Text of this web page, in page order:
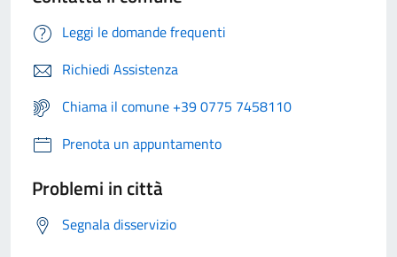
Leggi le domande frequenti
Richiedi Assistenza
Chiama il comune +39 0775 7458110
Prenota un appuntamento
Problemi in città
Segnala disservizio